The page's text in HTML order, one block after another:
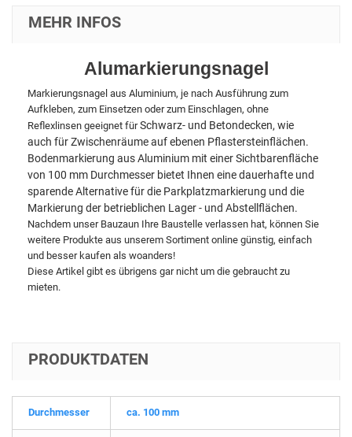
MEHR INFOS
Alumarkierungsnagel
Markierungsnagel aus Aluminium, je nach Ausführung zum
Aufkleben, zum Einsetzen oder zum Einschlagen, ohne
Reflexlinsen geeignet fürSchwarz- und Betondecken, wie
auch für Zwischenräume auf ebenen Pflastersteinflächen.
Bodenmarkierung aus Aluminium mit einer Sichtbarenfläche
von 100 mm Durchmesser bietet Ihnen eine dauerhafte und
sparende Alternative für die Parkplatzmarkierung und die
Markierung der betrieblichen Lager - und Abstellflächen.
Nachdem unser Bauzaun Ihre Baustelle verlassen hat, können Sie
weitere Produkte aus unserem Sortiment online günstig, einfach
und besser kaufen als woanders!
Diese Artikel gibt es übrigens gar nicht um die gebraucht zu
mieten.
PRODUKTDATEN
Durchmesser ca. 100 mm